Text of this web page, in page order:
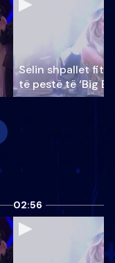
Selin shpallet
të pestë të ‘Big
02:56